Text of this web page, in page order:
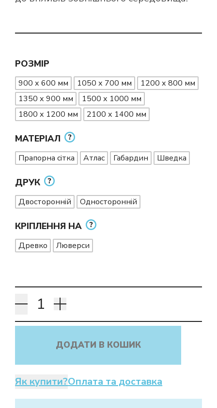
РОЗМІР
900 х 600 мм 1050 х 700 мм
1200 х 800 мм
1350 х 900 мм
1500 х 1000 мм
1800 х 1200 мм
2100 х 1400 мм
МАТЕРІАЛ
Прапорна сітка Атлас Габардин Шведка
ДРУК
Двосторонній Односторонній
КРІПЛЕННЯ НА
Древко Люверси
ДОДАТИ В КОШИК
Як купити?Оплата та доставка